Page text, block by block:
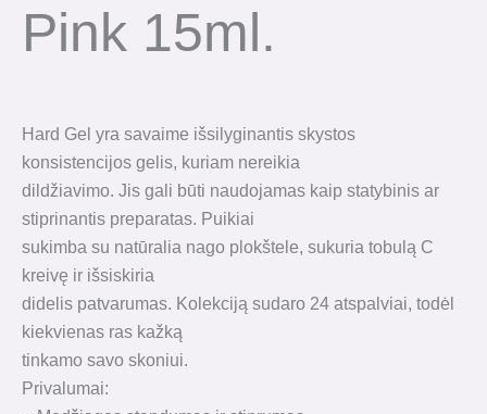
Pink 15ml.
Hard Gel yra savaime išsilyginantis skystos
konsistencijos gelis, kuriam nereikia
dildžiavimo. Jis gali būti naudojamas kaip statybinis ar
stiprinantis preparatas. Puikiai
sukimba su natūralia nago plokštele, sukuria tobulą C
kreivę ir išsiskiria
didelis patvarumas. Kolekciją sudaro 24 atspalviai, todėl
kiekvienas ras kažką
tinkamo savo skoniui.
Privalumai: